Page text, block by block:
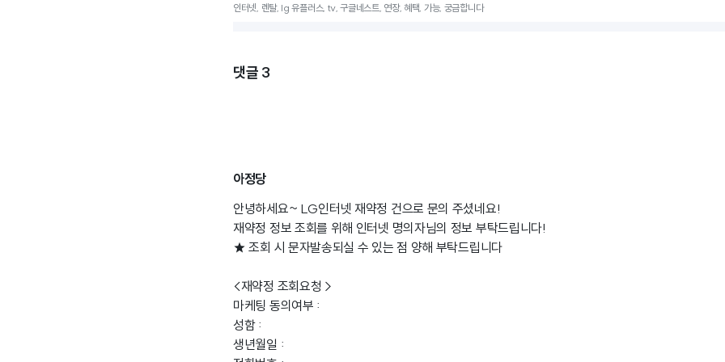
인터넷, 렌탈, lg 유플러스, tv, 구글네스트, 연장, 혜택, 가능, 궁금합니다
댓글 3
아정당
안녕하세요~ LG인터넷 재약정 건으로 문의 주셨네요!
재약정 정보 조회를 위해 인터넷 명의자님의 정보 부탁드립니다!
★ 조회 시 문자발송되실 수 있는 점 양해 부탁드립니다
<재약정 조회요청 >
마케팅 동의여부 :
성함 :
생년월일 :